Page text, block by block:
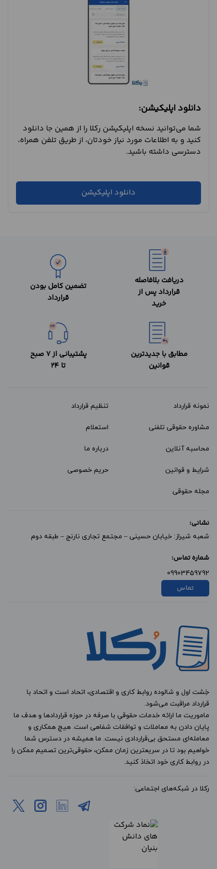
دانلود اپلیکیشن:
شما می‌توانید نسخه اپلیکیشن رکلا را از همین جا دانلود
کنید و به اطلاعات مورد نیاز خودتان، از طریق تلفن همراه،
دسترسی داشته باشید.
دانلود اپلیکیشن
دریافت بلافاصله
قرارداد پس از
خرید
تضمین کامل بودن
قرارداد
مطابق با جدیدترین
قوانین
پشتیبانی از 7 صبح
تا 24
نمونه قرارداد‌ تنظیم قرارداد
مشاوره حقوقی تلفنی استعلام
محاسبه آنلاین درباره ما
شرایط و قوانین حریم خصوصی
مجله حقوقی
نشانی:
شعبه شیراز: خیابان حسینی – مجتمع تجاری نارنج – طبقه دوم
شماره تماس:
09903459792
تماس
خِشت اول و شالوده روابط کاری و اقتصادی، اتحاد است و اتحاد با
قرارداد مراقبت می‌شود.
ماموریت ما ارائه خدمات حقوقیِ با صرفه در حوزه قراردادها و هدف ما
پایان دادن به معاملات و توافقات شفاهی است. هیچ همکاری و
معامله‌ای مستحق بی‌قراردادی نیست. ما همیشه در دسترس شما
خواهیم بود تا در سریعترین زمان ممکن، حقوقی‌ترین تصمیم ممکن را
در روابط کاری خود اتخاذ کنید.
رکلا در شبکه‌های اجتماعی: